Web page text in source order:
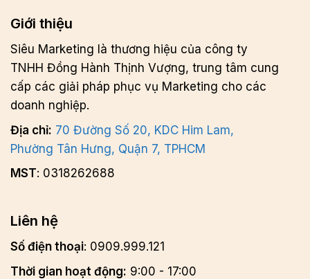
Giới thiệu
Siêu Marketing là thương hiệu của công ty
TNHH Đồng Hành Thịnh Vượng, trung tâm cung
cấp các giải pháp phục vụ Marketing cho các
doanh nghiệp.
Địa chỉ: 70 Đường Số 20, KDC Him Lam,
Phường Tân Hưng, Quận 7, TPHCM
MST: 0318262688
Liên hệ
Số điện thoại: 0909.999.121
Thời gian hoạt động: 9:00 - 17:00